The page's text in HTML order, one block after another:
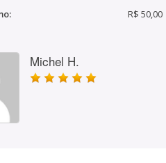
R$ 50,00
Michel H.